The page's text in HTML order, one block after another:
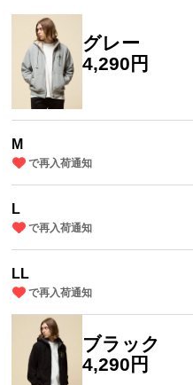
グレー
4,290円
M
で再入荷通知
L
で再入荷通知
LL
で再入荷通知
ブラック
4,290円